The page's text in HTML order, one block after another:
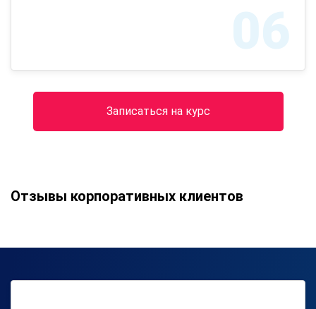
06
Записаться на курс
Отзывы корпоративных клиентов